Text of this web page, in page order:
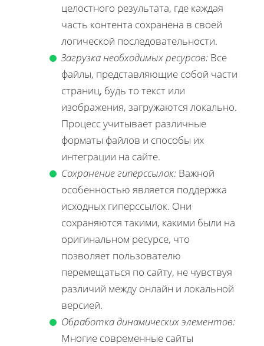
целостного результата, где каждая
часть контента сохранена в своей
логической последовательности.
Загрузка необходимых ресурсов: Все
файлы, представляющие собой части
страниц, будь то текст или
изображения, загружаются локально.
Процесс учитывает различные
форматы файлов и способы их
интеграции на сайте.
Сохранение гиперссылок: Важной
особенностью является поддержка
исходных гиперссылок. Они
сохраняются такими, какими были на
оригинальном ресурсе, что
позволяет пользователю
перемещаться по сайту, не чувствуя
различий между онлайн и локальной
версией.
Обработка динамических элементов:
Многие современные сайты